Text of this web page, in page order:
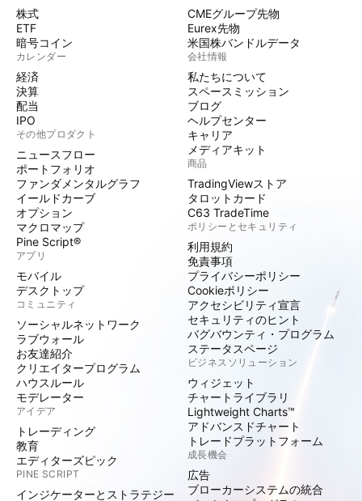
株式
ETF
暗号コイン
カレンダー
経済
決算
配当
IPO
その他プロダクト
ニュースフロー
ポートフォリオ
ファンダメンタルグラフ
イールドカーブ
オプション
マクロマップ
Pine Script®
アプリ
モバイル
デスクトップ
コミュニティ
ソーシャルネットワーク
ラブウォール
お友達紹介
クリエイタープログラム
ハウスルール
モデレーター
アイデア
トレーディング
教育
エディターズピック
PINE SCRIPT
インジケーターとストラテジー
CMEグループ先物
Eurex先物
米国株バンドルデータ
会社情報
私たちについて
スペースミッション
ブログ
ヘルプセンター
キャリア
メディアキット
商品
TradingViewストア
タロットカード
C63 TradeTime
ポリシーとセキュリティ
利用規約
免責事項
プライバシーポリシー
Cookieポリシー
アクセシビリティ宣言
セキュリティのヒント
バグバウンティ・プログラム
ステータスページ
ビジネスソリューション
ウィジェット
チャートライブラリ
Lightweight Charts™
アドバンスドチャート
トレードプラットフォーム
成長機会
広告
ブローカーシステムの統合